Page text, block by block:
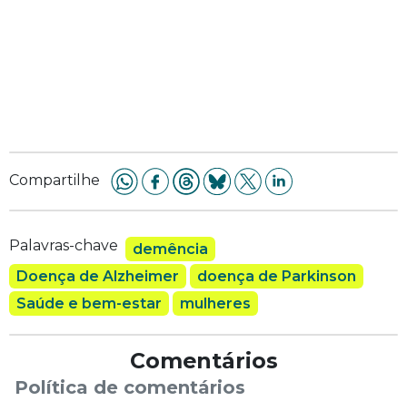
Compartilhe
Palavras-chave
demência
Doença de Alzheimer
doença de Parkinson
Saúde e bem-estar
mulheres
Comentários
Política de comentários